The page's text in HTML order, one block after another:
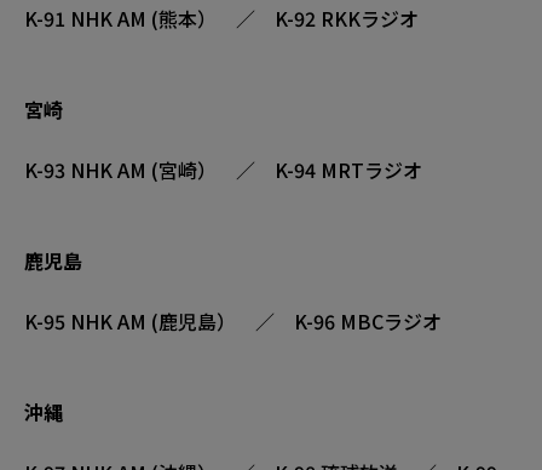
K-91 NHK AM (熊本） ／ K-92 RKKラジオ
宮崎
K-93 NHK AM (宮崎） ／ K-94 MRTラジオ
鹿児島
K-95 NHK AM (鹿児島） ／ K-96 MBCラジオ
沖縄